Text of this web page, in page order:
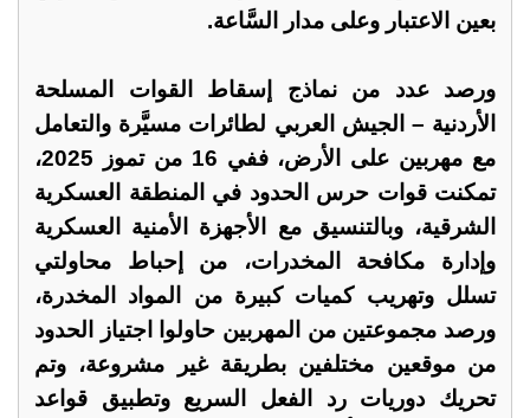
بعين الاعتبار وعلى مدار السَّاعة.
ورصد عدد من نماذج إسقاط القوات المسلحة
الأردنية – الجيش العربي لطائرات مسيَّرة والتعامل
مع مهربين على الأرض، ففي 16 من تموز 2025،
تمكنت قوات حرس الحدود في المنطقة العسكرية
الشرقية، وبالتنسيق مع الأجهزة الأمنية العسكرية
وإدارة مكافحة المخدرات، من إحباط محاولتي
تسلل وتهريب كميات كبيرة من المواد المخدرة،
ورصد مجموعتين من المهربين حاولوا اجتياز الحدود
من موقعين مختلفين بطريقة غير مشروعة، وتم
تحريك دوريات رد الفعل السريع وتطبيق قواعد